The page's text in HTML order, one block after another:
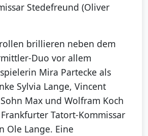
Stedefreund (Oliver
brillieren neben dem
Duo vor allem
Mira Partecke als
Sylvia Lange, Vincent
Max und Wolfram Koch
Tatort-Kommissar
Ole Lange. Eine